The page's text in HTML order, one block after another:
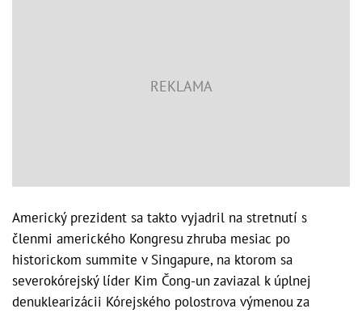
Americký prezident sa takto vyjadril na stretnutí s
členmi amerického Kongresu zhruba mesiac po
historickom summite v Singapure, na ktorom sa
severokórejský líder Kim Čong-un zaviazal k úplnej
denuklearizácii Kórejského polostrova výmenou za